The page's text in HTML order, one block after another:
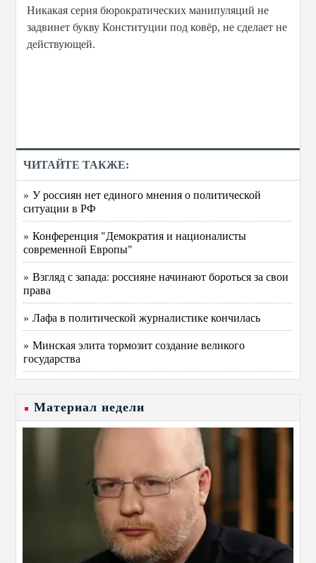
Никакая серия бюрократических манипуляций не
задвинет букву Конституции под ковёр, не сделает не
действующей.
ЧИТАЙТЕ ТАКЖЕ:
» У россиян нет единого мнения о политической
ситуации в РФ
» Конференция "Демократия и националисты
современной Европы"
» Взгляд с запада: россияне начинают бороться за свои
права
» Лафа в политической журналистике кончилась
» Минская элита тормозит создание великого
государства
Материал недели